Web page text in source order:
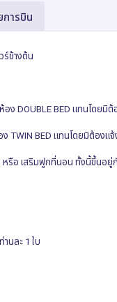
การบิน
ร์ข้างต้น
อง DOUBLE BED แทนโดยมิต้
ง TWIN BED แทนโดยมิต้องแจ้
หรือ เสริมฟูกที่นอน ทั้งนี้ขึ้นอยู่
านละ 1 ใบ